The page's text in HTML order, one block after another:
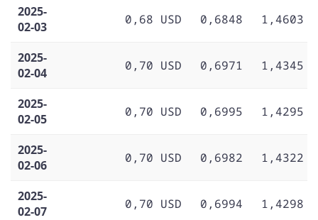
2025-
02-03
0,68 USD 0,6848 1,4603
2025-
02-04
0,70 USD 0,6971 1,4345
2025-
02-05
0,70 USD 0,6995 1,4295
2025-
02-06
0,70 USD 0,6982 1,4322
2025-
02-07
0,70 USD 0,6994 1,4298